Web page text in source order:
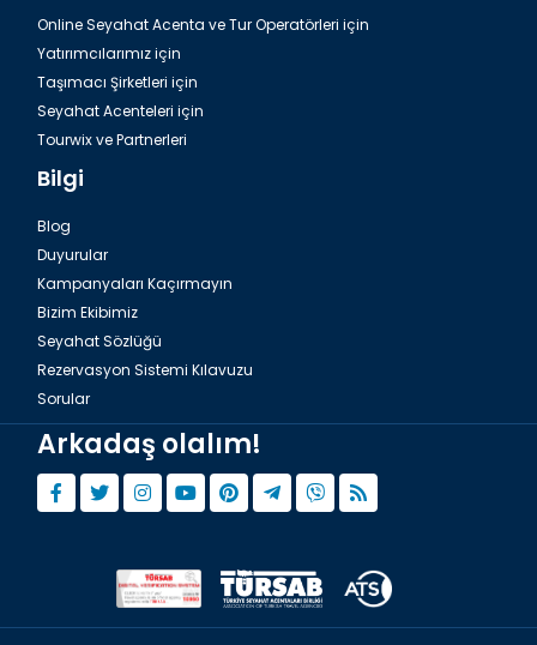
Online Seyahat Acenta ve Tur Operatörleri için
Yatırımcılarımız için
Taşımacı Şirketleri için
Seyahat Acenteleri için
Tourwix ve Partnerleri
Bilgi
Blog
Duyurular
Kampanyaları Kaçırmayın
Bizim Ekibimiz
Seyahat Sözlüğü
Rezervasyon Sistemi Kılavuzu
Sorular
Arkadaş olalım!